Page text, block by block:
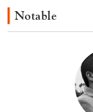
Notable